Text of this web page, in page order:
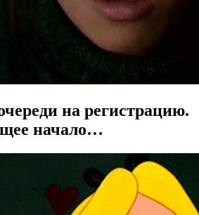
на регистрацию.
начало…